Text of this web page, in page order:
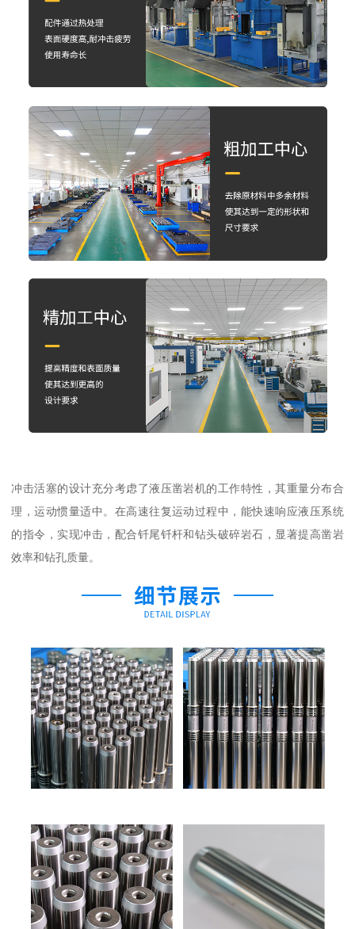
冲击活塞的设计充分考虑了液压凿岩机的工作特性，其重量分布合
理，运动惯量适中。在高速往复运动过程中，能快速响应液压系统
的指令，实现冲击，配合钎尾钎杆和钻头破碎岩石，显著提高凿岩
效率和钻孔质量。